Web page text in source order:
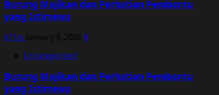
Burung Majikan dan Perhatian Pembantu
yang Istimewa
k71zv January 9, 2026 0
Uncategorized
Burung Majikan dan Perhatian Pembantu
yang Istimewa